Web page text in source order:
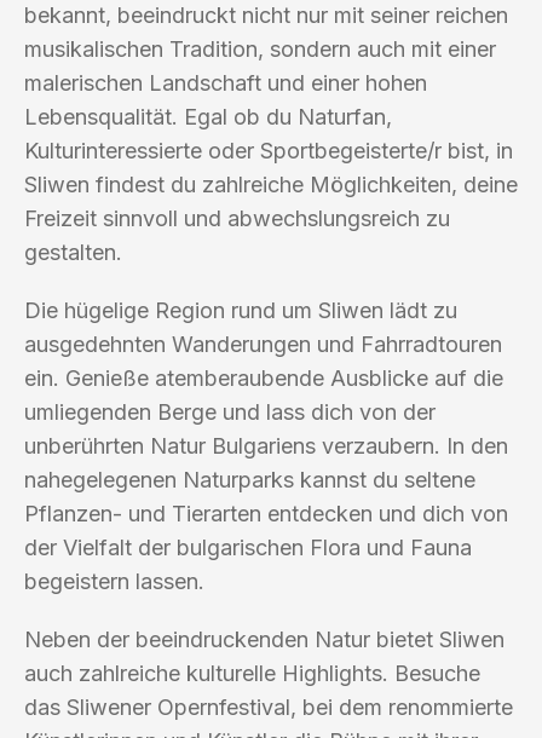
bekannt, beeindruckt nicht nur mit seiner reichen
musikalischen Tradition, sondern auch mit einer
malerischen Landschaft und einer hohen
Lebensqualität. Egal ob du Naturfan,
Kulturinteressierte oder Sportbegeisterte/r bist, in
Sliwen findest du zahlreiche Möglichkeiten, deine
Freizeit sinnvoll und abwechslungsreich zu
gestalten.
Die hügelige Region rund um Sliwen lädt zu
ausgedehnten Wanderungen und Fahrradtouren
ein. Genieße atemberaubende Ausblicke auf die
umliegenden Berge und lass dich von der
unberührten Natur Bulgariens verzaubern. In den
nahegelegenen Naturparks kannst du seltene
Pflanzen- und Tierarten entdecken und dich von
der Vielfalt der bulgarischen Flora und Fauna
begeistern lassen.
Neben der beeindruckenden Natur bietet Sliwen
auch zahlreiche kulturelle Highlights. Besuche
das Sliwener Opernfestival, bei dem renommierte